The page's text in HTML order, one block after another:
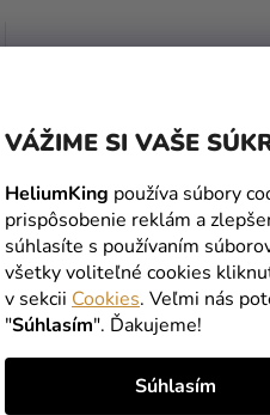
VÁŽIME SI VAŠE
HeliumKing používa súbory
prispôsobenie reklám a
súhlasíte s používaním
všetky voliteľné cookies
v sekcii Cookies. Veľmi nás
"Súhlasím". Ďakujeme!
Súhlasím
Balónik pastelový ružový